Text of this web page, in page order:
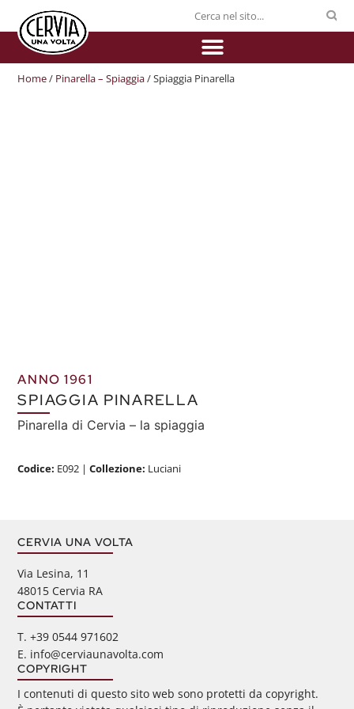
Home/ Pinarella – Spiaggia/ Spiaggia Pinarella
ANNO 1961
SPIAGGIA PINARELLA
Pinarella di Cervia – la spiaggia
Codice: E092 |Collezione: Luciani
CERVIA UNA VOLTA
Via Lesina, 11
48015 Cervia RA
CONTATTI
‭T. +39 0544 971602
E. info@cerviaunavolta.com
COPYRIGHT
I contenuti di questo sito web sono protetti da copyright.